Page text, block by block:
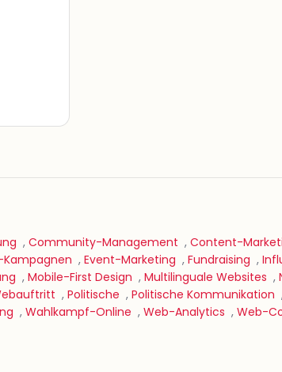
, Community-Management , Content-
Kampagnen , Event-Marketing , Fundraising ,
, Mobile-First Design , Multilinguale Websites ,
, Politische , Politische Kommunikation
, Wahlkampf-Online , Web-Analytics , Web-